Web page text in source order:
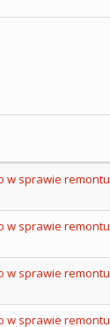
w sprawie remontu
w sprawie remontu
w sprawie remontu
w sprawie remontu